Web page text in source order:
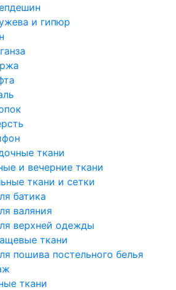
и гипюр
ткани
и вечерние ткани
ткани и сетки
батика
валяния
верхней одежды
ткани
пошива постельного белья
ткани